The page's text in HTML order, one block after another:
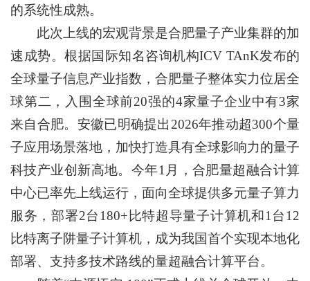
的系统性成熟。
此次上线的宏观背景是合肥量子产业集群的加
速成势。根据国际知名咨询机构ICV TAnK发布的
全球量子信息产业指数，合肥量子整体实力位居全
球第二，入围全球前20强的4家量子企业中有3家
来自合肥。安徽已明确提出2026年推动超300个量
子应用场景落地，加快打造具有全球影响力的量子
科技产业创新高地。今年1月，合肥量超融合计算
中心已率先上线运行，面向全球提供多元量子算力
服务，部署2台180+比特超导量子计算机和1台12
比特离子阱量子计算机，成为我国首个实现本地化
部署、支持多技术路线的量超融合计算平台。